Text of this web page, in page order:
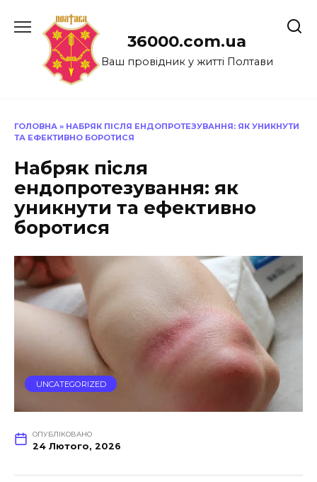
до
36000.com.ua
Ваш провідник у житті Полтави
ГОЛОВНА » НАБРЯК ПІСЛЯ ЕНДОПРОТЕЗУВАННЯ: ЯК УНИКНУТИ
ТА ЕФЕКТИВНО БОРОТИСЯ
Набряк після
ендопротезування: як
уникнути та ефективно
боротися
UNCATEGORIZED
ОПУБЛІКОВАНО
24 Лютого, 2026